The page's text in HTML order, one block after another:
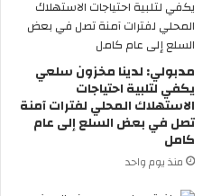
مدبولي: لدينا مخزون سلعي
يكفي لتلبية احتياجات
الاستهلاك المحلي لفترات آمنة
تصل في بعض السلع إلى عام
كامل
منذ يوم واحد